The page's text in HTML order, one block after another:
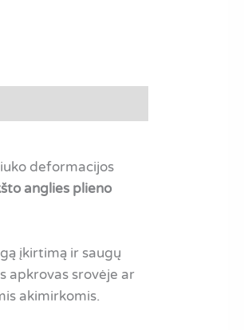
deformacijos
anglies plieno
įkirtimą ir saugų
apkrovas srovėje ar
akimirkomis.